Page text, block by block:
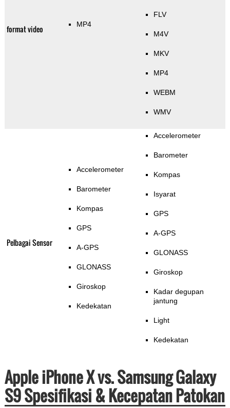
format video MP4
FLV
M4V
MKV
MP4
WEBM
WMV
Pelbagai Sensor
Accelerometer
Barometer
Kompas
GPS
A-GPS
GLONASS
Giroskop
Kedekatan
Accelerometer
Barometer
Kompas
Isyarat
GPS
A-GPS
GLONASS
Giroskop
Kadar degupan
jantung
Light
Kedekatan
Apple iPhone X vs. Samsung Galaxy
S9 Spesifikasi & Kecepatan Patokan